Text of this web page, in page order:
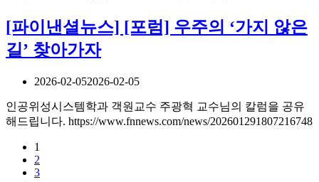
[파이낸셜뉴스] [포럼] 우주의 ‘가지 않은
길’ 찾아가자
2026-02-052026-02-05
인공위성시스템학과 객원교수 주광혁 교수님의 칼럼을 공유
해드립니다. https://www.fnnews.com/news/202601291807216748
1
2
3